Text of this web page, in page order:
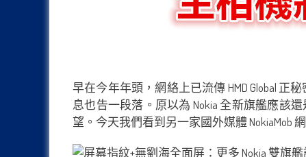
早在今年年頭，網絡上已流傳 HMD Global
息也告一段落。原以為 Nokia 全新旗艦應該
望。今天我們看到另一家國外媒體 NokiaMob